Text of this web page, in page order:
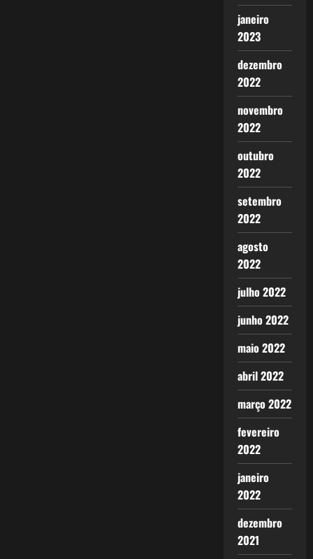
janeiro
2023
dezembro
2022
novembro
2022
outubro
2022
setembro
2022
agosto
2022
julho 2022
junho 2022
maio 2022
abril 2022
março 2022
fevereiro
2022
janeiro
2022
dezembro
2021